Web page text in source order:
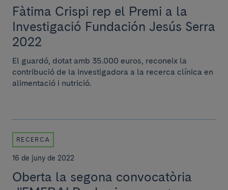
Fàtima Crispi rep el Premi a la
Investigació Fundación Jesús Serra
2022
El guardó, dotat amb 35.000 euros, reconeix la
contribució de la investigadora a la recerca clínica en
alimentació i nutrició.
RECERCA
16 de juny de 2022
Oberta la segona convocatòria